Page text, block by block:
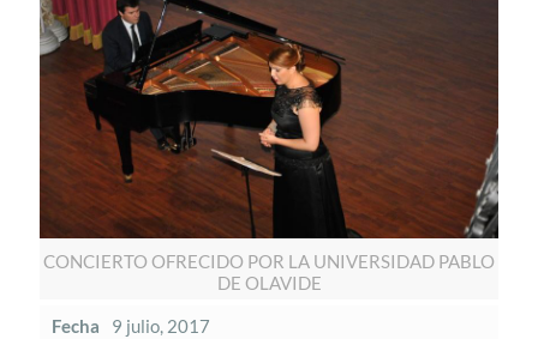
CONCIERTO OFRECIDO POR LA UNIVERSIDAD PABLO
DE OLAVIDE
Fecha
9 julio, 2017